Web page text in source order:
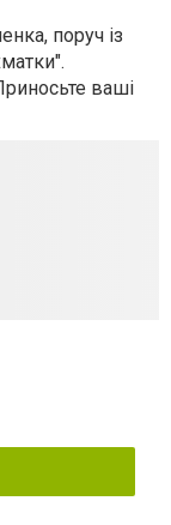
поруч із
ваші